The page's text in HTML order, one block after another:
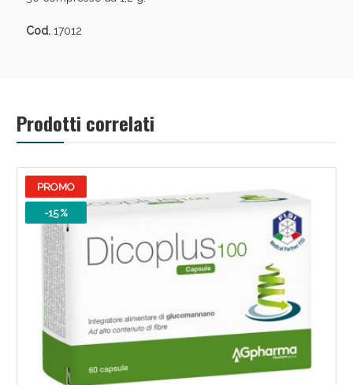
Cod.17012
Prodotti correlati
PROMO
-15 %
Benessere Intestinale: Sconto fino al 55% valido